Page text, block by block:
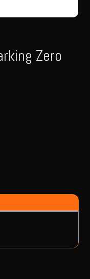
Zero